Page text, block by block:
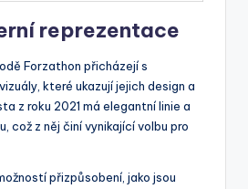
reprezentace
Forzathon přicházejí s
které ukazují jejich design a
z roku 2021 má elegantní linie a
což z něj činí vynikající volbu pro
přizpůsobení, jako jsou